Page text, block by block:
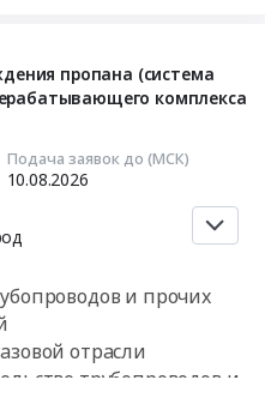
пропана (система
комплекса
Подача заявок до (МСК)
10.08.2026
и прочих
отрасли